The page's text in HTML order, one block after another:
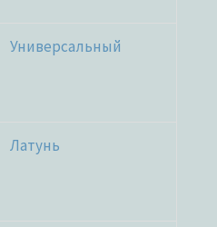
Универсальный
Латунь